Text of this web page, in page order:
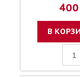
В